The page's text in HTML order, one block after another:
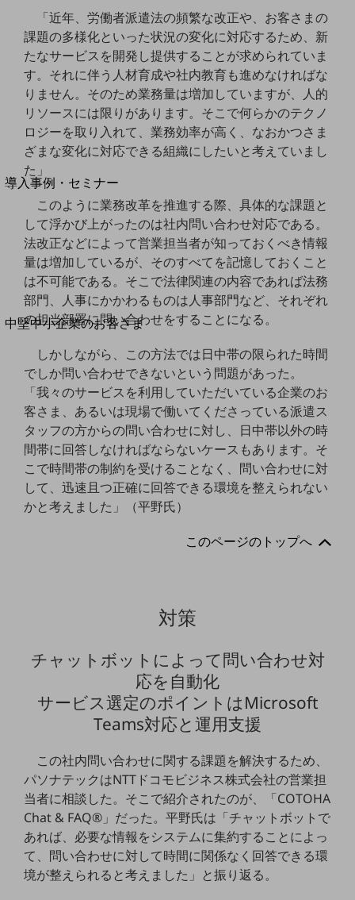
運用保守・故障紛失サポート
回線・ネットワーク
お手続き
別ウィンドウで開きます
サービスをご利用中のお客さま
導入事例・セミナー
導入事例TOP
最新の導入事例や注目の導入事例をご紹介します
セミナー
開催・出展する各種セミナー、イベント情報をご紹介します
別ウィンドウで開きます
中堅中小企業のお客さま
ビジネスお役立ち情報
旬な話題やお役立ち資料などDXの課題を
解決するヒントをお届けする記事サイト
新着記事
お役立ち資料ダウンロード
トレンド記事特集
IT用語集
中堅中小企業向け
サービス・ソリューション
バックオフィス
リモート・ハイブリッドワーク
業界から見つける
業界から見つけるTOP
製造業
小売・卸売業
運輸業
「近年、労働者派遣法の頻繁な改正や、お客さまの
課題の多様化といった状況の変化に対応するため、新
たなサービスを開発し提供することが求められていま
す。それに伴う人材育成や社内教育も進めなければな
りません。そのため業務量は増加していますが、人的
リソースには限りがあります。そこで何らかのテクノ
ロジーを取り入れて、業務効率が高く、なおかつさま
ざまな変化に対応できる組織にしたいと考えていまし
た」
このように業務改革を推進する際、具体的な課題と
して浮かび上がったのは社内問い合わせ対応である。
法改正などによって営業担当者が知っておくべき情報
量は増加しているが、そのすべてを記憶しておくこと
は不可能である。そこで法律関連の内容であれば法務
部門、人事にかかわるものは人事部門など、それぞれ
の担当部署に問い合わせをすることになる。
しかしながら、この方法では日中帯の限られた時間
でしか問い合わせできないという問題があった。
「我々のサービスを利用していただいている企業のお
客さま、あるいは現場で働いてくださっている派遣ス
タッフの方からの問い合わせに対し、日中帯以外の時
間帯に回答しなければならないケースもあります。そ
こで時間帯の制約を受けることなく、問い合わせに対
して、迅速且つ正確に回答できる環境を整えられない
かと考えました」（平野氏）
このページのトップへ
対策
チャットボットによって問い合わせ対
応を自動化
サービス選定のポイントはMicrosoft
Teams対応と運用支援
この社内問い合わせに関する課題を解決するため、
パソナテックはNTTドコモビジネス株式会社の営業担
当者に相談した。そこで紹介されたのが、「COTOHA
Chat & FAQ®」だった。平野氏は「チャットボットで
あれば、必要な情報をシステムに集約することによっ
て、問い合わせに対して時間に関係なく回答できる環
境が整えられると考えました」と振り返る。